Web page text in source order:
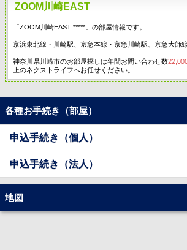
ZOOM川崎EAST
「ZOOM川崎EAST *****」の部屋情報です。
京浜東北線・川崎駅、京急本線・京急川崎駅、京急大師
神奈川県川崎市のお部屋探しは年間お問い合わせ数
上のネクストライフへお任せください。
各種お手続き（部屋）
申込手続き（個人）
申込手続き（法人）
地図